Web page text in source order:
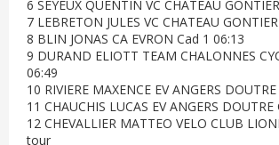
6 SEYEUX QUENTIN VC CHATEAU
7 LEBRETON JULES VC CHATEAU
8 BLIN JONAS CA EVRON Cad 1 06:13
9 DURAND ELIOTT TEAM CHALONNES
06:49
10 RIVIERE MAXENCE EV ANGERS
11 CHAUCHIS LUCAS EV ANGERS
12 CHEVALLIER MATTEO VELO CLUB
tour